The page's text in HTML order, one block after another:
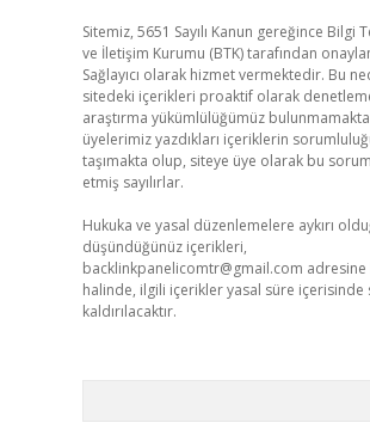
Sitemiz, 5651 Sayılı Kanun gereğince Bilgi
ve İletişim Kurumu (BTK) tarafından
Sağlayıcı olarak hizmet vermektedir. Bu
sitedeki içerikleri proaktif olarak
araştırma yükümlülüğümüz
üyelerimiz yazdıkları içeriklerin
taşımakta olup, siteye üye olarak bu
etmiş sayılırlar.
Hukuka ve yasal düzenlemelere aykırı
düşündüğünüz içerikleri,
backlinkpanelicomtr@gmail.com
halinde, ilgili içerikler yasal süre içerisinde
kaldırılacaktır.